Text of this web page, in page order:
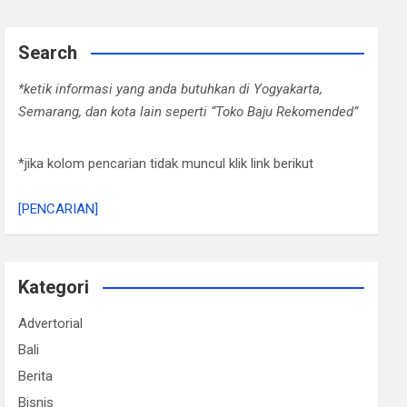
Search
*ketik informasi yang anda butuhkan di Yogyakarta,
Semarang, dan kota lain seperti “Toko Baju Rekomended”
*jika kolom pencarian tidak muncul klik link berikut
[PENCARIAN]
Kategori
Advertorial
Bali
Berita
Bisnis